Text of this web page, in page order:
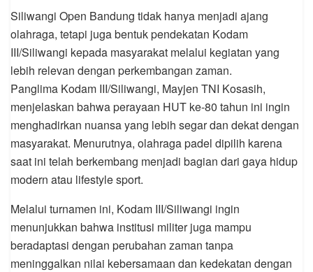
Siliwangi Open Bandung tidak hanya menjadi ajang
olahraga, tetapi juga bentuk pendekatan Kodam
III/Siliwangi kepada masyarakat melalui kegiatan yang
lebih relevan dengan perkembangan zaman.
Panglima Kodam III/Siliwangi, Mayjen TNI Kosasih,
menjelaskan bahwa perayaan HUT ke-80 tahun ini ingin
menghadirkan nuansa yang lebih segar dan dekat dengan
masyarakat. Menurutnya, olahraga padel dipilih karena
saat ini telah berkembang menjadi bagian dari gaya hidup
modern atau lifestyle sport.
Melalui turnamen ini, Kodam III/Siliwangi ingin
menunjukkan bahwa institusi militer juga mampu
beradaptasi dengan perubahan zaman tanpa
meninggalkan nilai kebersamaan dan kedekatan dengan